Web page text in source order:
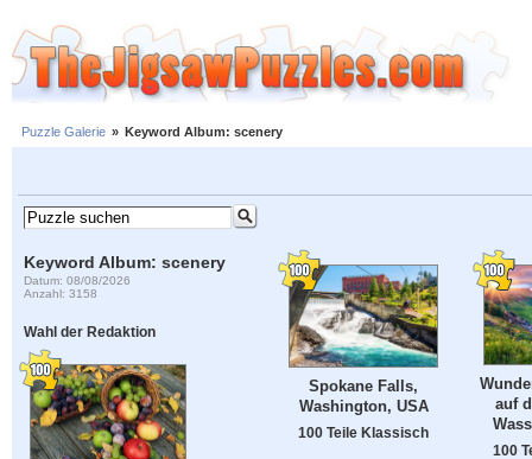
Puzzle Galerie » Keyword Album: scenery
Keyword Album: scenery
Datum: 08/08/2026
Anzahl: 3158
Wahl der Redaktion
Spokane Falls,
Washington, USA
100 Teile Klassisch
auf
100